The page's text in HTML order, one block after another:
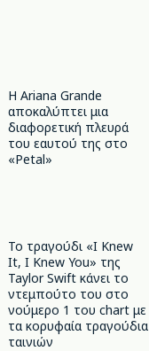
Η Ariana Grande
αποκαλύπτει μια
διαφορετική πλευρά
του εαυτού της στο
«Petal»
Το τραγούδι «I Knew
It, I Knew You» της
Taylor Swift κάνει το
ντεμπούτο του στο
νούμερο 1 του chart με
τα κορυφαία τραγούδια
ταινιών